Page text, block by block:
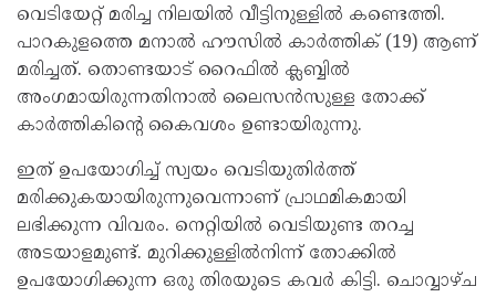
വെടിയേറ്റ് മരിച്ച നിലയിൽ വീട്ടിനുള്ളിൽ കണ്ടെത്തി.
പാറകുളത്തെ മനാൽ ഹൗസിൽ കാർത്തിക് (19) ആണ്
മരിച്ചത്. തൊണ്ടയാട് റൈഫിൽ ക്ലബ്ബിൽ
അംഗമായിരുന്നതിനാൽ ലൈസൻസുള്ള തോക്ക്
കാർത്തികിന്റെ കൈവശം ഉണ്ടായിരുന്നു.
ഇത് ഉപയോഗിച്ച് സ്വയം വെടിയുതിർത്ത്
മരിക്കുകയായിരുന്നുവെന്നാണ് പ്രാഥമികമായി
ലഭിക്കുന്ന വിവരം. നെറ്റിയിൽ വെടിയുണ്ട തറച്ച
അടയാളമുണ്ട്. മുറിക്കുള്ളിൽനിന്ന് തോക്കിൽ
ഉപയോഗിക്കുന്ന ഒരു തിരയുടെ കവർ കിട്ടി. ചൊവ്വാഴ്ച